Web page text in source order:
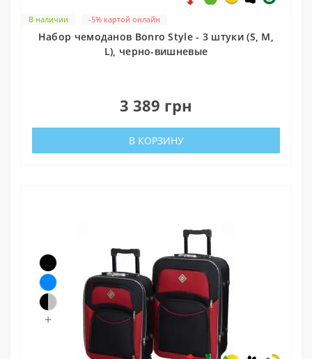
В наличии -5% картой онлайн
Набор чемоданов Bonro Style - 3 штуки (S, M,
L), черно-вишневые
3 389 грн
В КОРЗИНУ
+